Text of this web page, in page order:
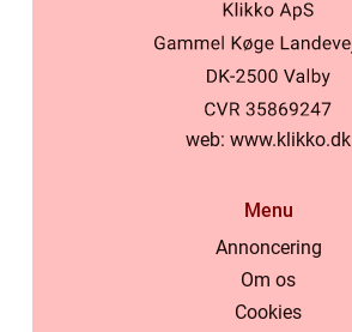
web: www.klikko.dk
Menu
Annoncering
Om os
Cookies